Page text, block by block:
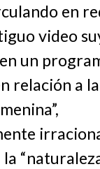
en
video
un
relación a la